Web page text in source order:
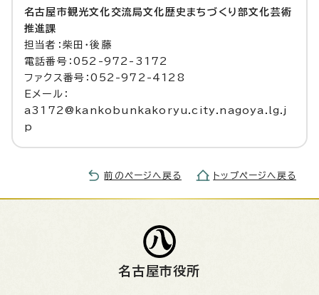
名古屋市観光文化交流局文化歴史まちづくり部文化芸術
推進課
担当者：柴田・後藤
電話番号：052-972-3172
ファクス番号：052-972-4128
Eメール：
a3172@kankobunkakoryu.city.nagoya.lg.j
p
前のページへ戻る トップページへ戻る
名古屋市役所